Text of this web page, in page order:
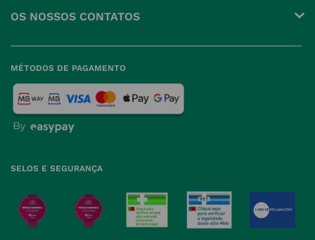
Política de Privacidade
Política de Cookies
Política de Devoluções
OS NOSSOS CONTATOS
Farmácias perto de si
MÉTODOS DE PAGAMENTO
SELOS E SEGURANÇA